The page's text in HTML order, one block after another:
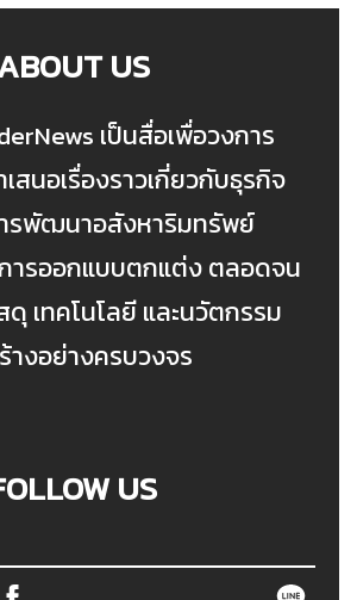
US
เป็นสื่อเพื่อวงการ
สนอเรื่องราวเกี่ยวกับธุรกิจ
รพัฒนาอสังหาริมทรัพย์
ารออกแบบตกแต่ง ตลอดจน
ดุ เทคโนโลยี และนวัตกรรม
างอย่างครบวงจร
US